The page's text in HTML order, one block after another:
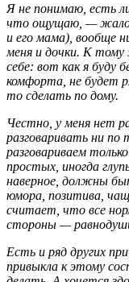
Я не понимаю, есть
что ощущаю, —
и его мама), вообще
меня и дочки. К
себе: вот как я буду
комфорта, не будет
то сделать по дому.
Честно, у меня нет
разговаривать ни
разговариваем
простых, иногда
наверное, должны
юмора, позитива,
считает, что все
стороны —
Есть и ряд других
привыкла к этому